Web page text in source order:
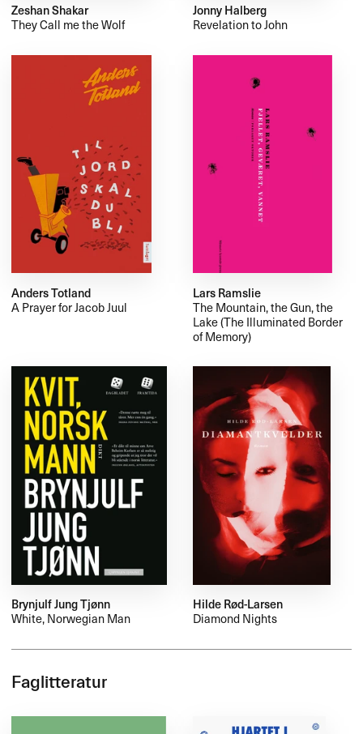
Zeshan Shakar
They Call me the Wolf
Jonny Halberg
Revelation to John
Anders Totland
A Prayer for Jacob Juul
Lars Ramslie
The Mountain, the Gun, the
Lake (The Illuminated Border
of Memory)
Brynjulf Jung Tjønn
White, Norwegian Man
Hilde Rød-Larsen
Diamond Nights
Faglitteratur